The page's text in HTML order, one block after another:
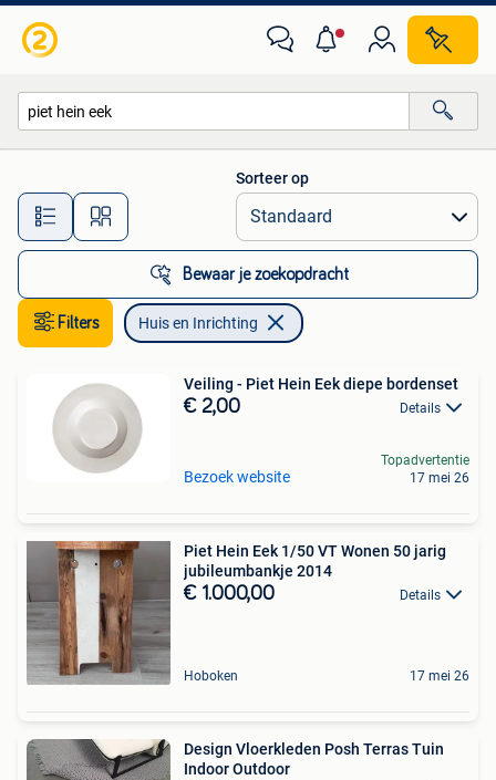
Alle afstanden…
Sorteer op
Bewaar je zoekopdracht
Filters Huis en Inrichting
Veiling - Piet Hein Eek diepe bordenset
€ 2,00 Details
Bezoek website
Topadvertentie
17 mei 26
Piet Hein Eek 1/50 VT Wonen 50 jarig
jubileumbankje 2014
€ 1.000,00 Details
Hoboken 17 mei 26
Design Vloerkleden Posh Terras Tuin
Indoor Outdoor